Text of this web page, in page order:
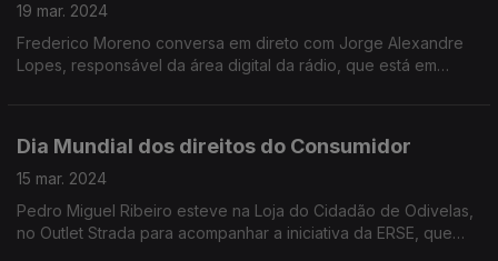
19 mar. 2024
Frederico Moreno conversa em direto com Jorge Alexandre
Lopes, responsável da área digital da rádio, que está em
Dia Mundial dos direitos do Consumidor
15 mar. 2024
Pedro Miguel Ribeiro esteve na Loja do Cidadão de Odivelas,
no Outlet Strada para acompanhar a iniciativa da ERSE, que